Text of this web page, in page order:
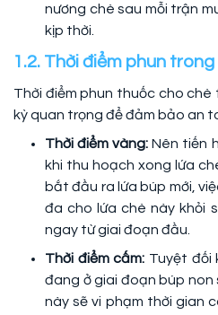
nương chè sau mỗi trận
kịp thời.
1.2. Thời điểm phun
Thời điểm phun thuốc cho
kỳ quan trọng để đảm bảo an
Thời điểm vàng:Nên tiến
khi thu hoạch xong lứa
bắt đầu ra lứa búp mới,
đa cho lứa chè này khỏi
ngay từ giai đoạn đầu.
Thời điểm cấm: Tuyệt đối
đang ở giai đoạn búp non
này sẽ vi phạm thời gian